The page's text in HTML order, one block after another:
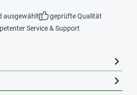
ausgewählt
geprüfte Qualität
Service & Support